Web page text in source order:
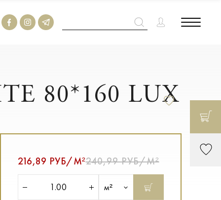
80*160 LUX
216,89 РУБ/М²240,99 РУБ/М²
м²